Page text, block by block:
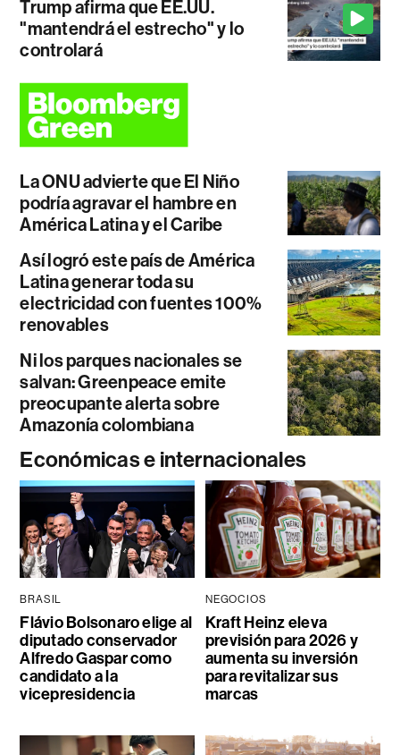
Trump afirma que EE.UU.
"mantendrá el estrecho" y lo
controlará
La ONU advierte que El Niño
podría agravar el hambre en
América Latina y el Caribe
Así logró este país de América
Latina generar toda su
electricidad con fuentes 100%
renovables
Ni los parques nacionales se
salvan: Greenpeace emite
preocupante alerta sobre
Amazonía colombiana
Económicas e internacionales
BRASIL
Flávio Bolsonaro elige al
diputado conservador
Alfredo Gaspar como
candidato a la
vicepresidencia
NEGOCIOS
Kraft Heinz eleva
previsión para 2026 y
aumenta su inversión
para revitalizar sus
marcas